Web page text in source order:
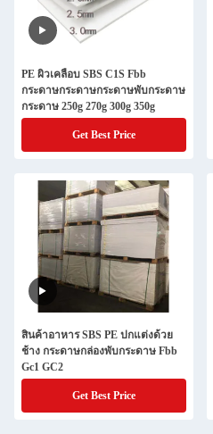
PE ผิวเคลือบ SBS C1S Fbb
กระดาษกระดาษกระดาษพับกระดาษ
กระดาษ 250g 270g 300g 350g
Get Best Price
สินค้าอาหาร SBS PE ปกแต่งด้วย
ช้าง กระดาษกล่องพับกระดาษ Fbb
Gc1 GC2
Get Best Price